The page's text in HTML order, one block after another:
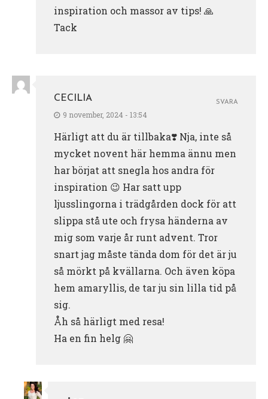
inspiration och massor av tips! 🙏
Tack
CECILIA
9 november, 2024 - 13:54
Härligt att du är tillbaka❣️ Nja, inte så
mycket novent här hemma ännu men
har börjat att snegla hos andra för
inspiration 😉 Har satt upp
ljusslingorna i trädgården dock för att
slippa stå ute och frysa händerna av
mig som varje år runt advent. Tror
snart jag måste tända dom för det är ju
så mörkt på kvällarna. Och även köpa
hem amaryllis, de tar ju sin lilla tid på
sig.
Åh så härligt med resa!
Ha en fin helg 🤗
SVARA